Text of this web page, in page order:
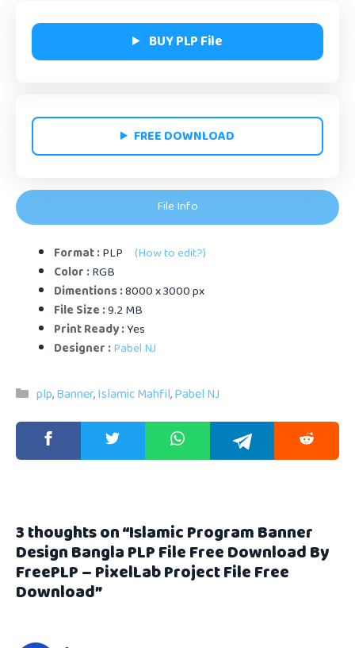
BUY PLP File
FREE DOWNLOAD
File Info
Format :PLP (How to edit?)
Color :RGB
Dimentions :8000 x 3000 px
File Size :9.2 MB
Print Ready :Yes
Designer :Pabel NJ
Categories
plp,Banner,Islamic Mahfil,Pabel NJ
3 thoughts on “Islamic Program Banner
Design Bangla PLP File Free Download By
FreePLP – PixelLab Project File Free
Download”